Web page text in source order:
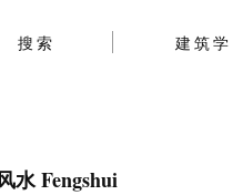
搜索 建筑学
水 Fengshui